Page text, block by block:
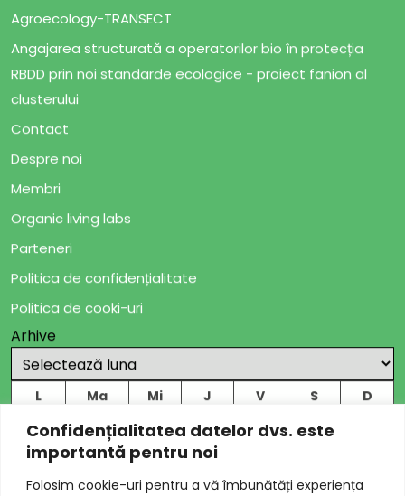
Confidențialitatea datelor dvs. este
importantă pentru noi
Folosim cookie-uri pentru a vă îmbunătăți experiența
Agroecology-TRANSECT
Angajarea structurată a operatorilor bio în protecția
RBDD prin noi standarde ecologice - proiect fanion al
clusterului
Contact
Despre noi
Membri
Organic living labs
Parteneri
Politica de confidențialitate
Politica de cooki-uri
Arhive
L Ma Mi J V S
D
1
3
4 5 6
10
11 12 13 14 15 16